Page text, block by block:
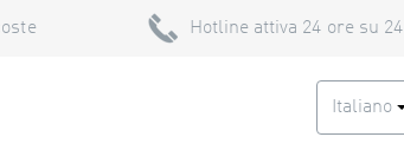
Hotline attiva 24 ore su 24
Italiano